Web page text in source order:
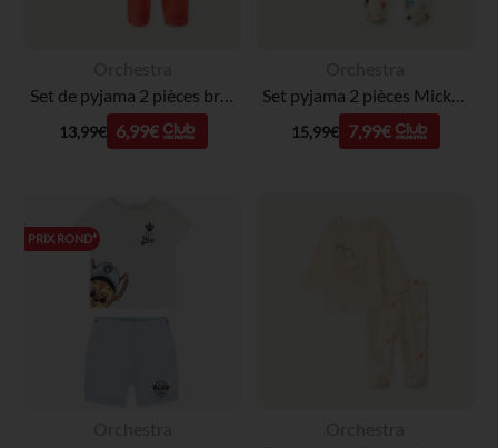
Set de pyjama 2 pièces broderie bateau pour bébé garçon (avec finitions différentes selon l'âge)
13,99€ 6,99€
Set pyjama 2 pièces Mickey Disney pour bébé garçon avec finitions différentes selon l'âge
15,99€ 7,99€
PRIX ROND*